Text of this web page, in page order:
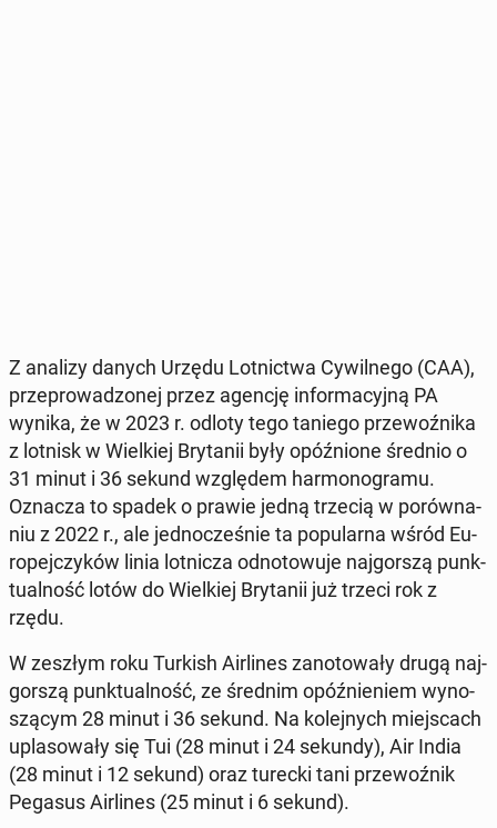
Z analizy danych Urzędu Lot­nic­twa Cy­wil­ne­go (CAA),
prze­pro­wa­dzo­nej przez agencję in­for­ma­cyj­ną PA
wynika, że ​​w 2023 r. odloty tego taniego prze­woź­ni­ka
z lotnisk w Wiel­kiej Bry­ta­nii były opóź­nio­ne średnio o
31 minut i 36 sekund wzglę­dem har­mo­no­gra­mu.
Oznacza to spadek o prawie jedną trzecią w po­rów­na­
niu z 2022 r., ale jed­no­cze­śnie ta ​​po­pu­lar­na wśród Eu­
ro­pej­czy­ków linia lot­ni­cza od­no­to­wu­je naj­gor­szą punk­
tu­al­ność lotów do Wiel­kiej Bry­ta­nii już trzeci rok z
rzędu.
W zeszłym roku Turkish Air­li­nes za­no­to­wa­ły drugą naj­
gor­szą punk­tu­al­ność, ze średnim opóź­nie­niem wy­no­
szą­cym 28 minut i 36 sekund. Na ko­lej­nych miej­scach
upla­so­wa­ły się Tui (28 minut i 24 sekundy), Air India
(28 minut i 12 sekund) oraz turecki tani prze­woź­nik
Pegasus Air­li­nes (25 minut i 6 sekund).